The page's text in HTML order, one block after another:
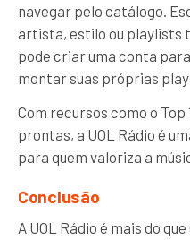
navegar pelo catálogo.
artista, estilo ou playlists
pode criar uma conta
montar suas próprias
Com recursos como o Top
prontas, a UOL Rádio é
para quem valoriza a
Conclusão
A UOL Rádio é mais do